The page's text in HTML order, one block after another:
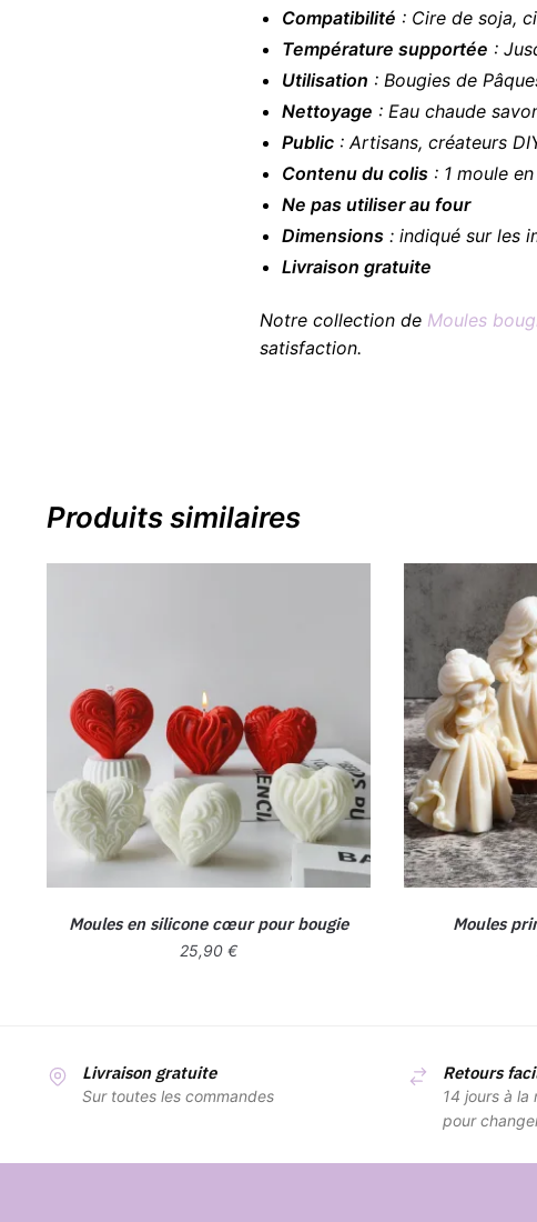
Compatibilité : Cire de soja,
Température supportée :
Utilisation : Bougies de
Nettoyage : Eau chaude
Public: Artisans, créateurs
Contenu du colis: 1 moule
Ne pas utiliser au four
Dimensions: indiqué sur les
Livraison gratuite
Notre collection de Moules
satisfaction.
Produits similaires
Moules en silicone cœur pour bougie
25,90 €
plusieurs
variations.
options
Moules
Livraison gratuite
Sur toutes les commandes
Retours
14 jours à
pour